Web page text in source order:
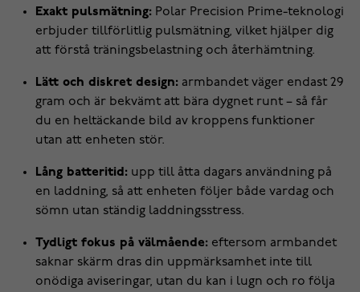
Exakt pulsmätning: Polar Precision Prime-teknologi
erbjuder tillförlitlig pulsmätning, vilket hjälper dig
att förstå träningsbelastning och återhämtning.
Lätt och diskret design: armbandet väger endast 29
gram och är bekvämt att bära dygnet runt – så får
du en heltäckande bild av kroppens funktioner
utan att enheten stör.
Lång batteritid: upp till åtta dagars användning på
en laddning, så att enheten följer både vardag och
sömn utan ständig laddningsstress.
Tydligt fokus på välmående: eftersom armbandet
saknar skärm dras din uppmärksamhet inte till
onödiga aviseringar, utan du kan i lugn och ro följa